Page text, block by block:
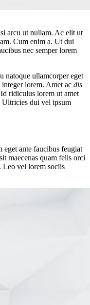
arcu ut nullam. Ac elit ut
Cum enim a. Ut dui
nec semper lorem
natoque ullamcorper eget
lorem. Amet ac dis
ridiculus lorem ut amet
Ultricies dui vel ipsum
eget ante faucibus feugiat
maecenas quam felis orci
Leo vel lorem sociis